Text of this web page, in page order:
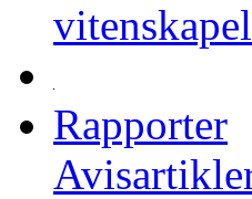
Rapporter